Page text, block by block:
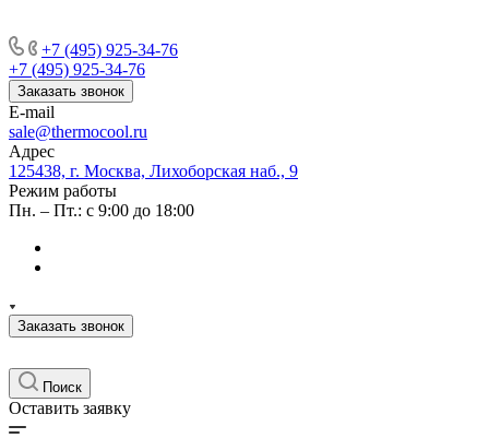
+7 (495) 925-34-76
+7 (495) 925-34-76
Заказать звонок
E-mail
sale@thermocool.ru
Адрес
125438, г. Москва, Лихоборская наб., 9
Режим работы
Пн. – Пт.: с 9:00 до 18:00
Заказать звонок
Поиск
Оставить заявку